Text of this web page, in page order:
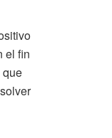
el fin
que